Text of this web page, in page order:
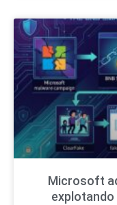
Microsoft
explotando